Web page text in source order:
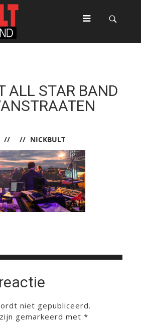
ALL STAR BAND
NICKBULT
niet gepubliceerd.
gemarkeerd met*